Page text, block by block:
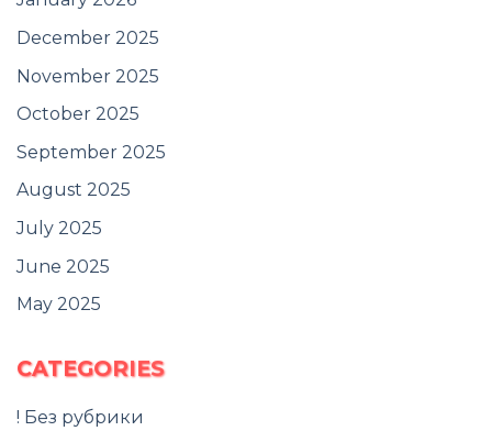
December 2025
November 2025
October 2025
September 2025
August 2025
July 2025
June 2025
May 2025
CATEGORIES
! Без рубрики